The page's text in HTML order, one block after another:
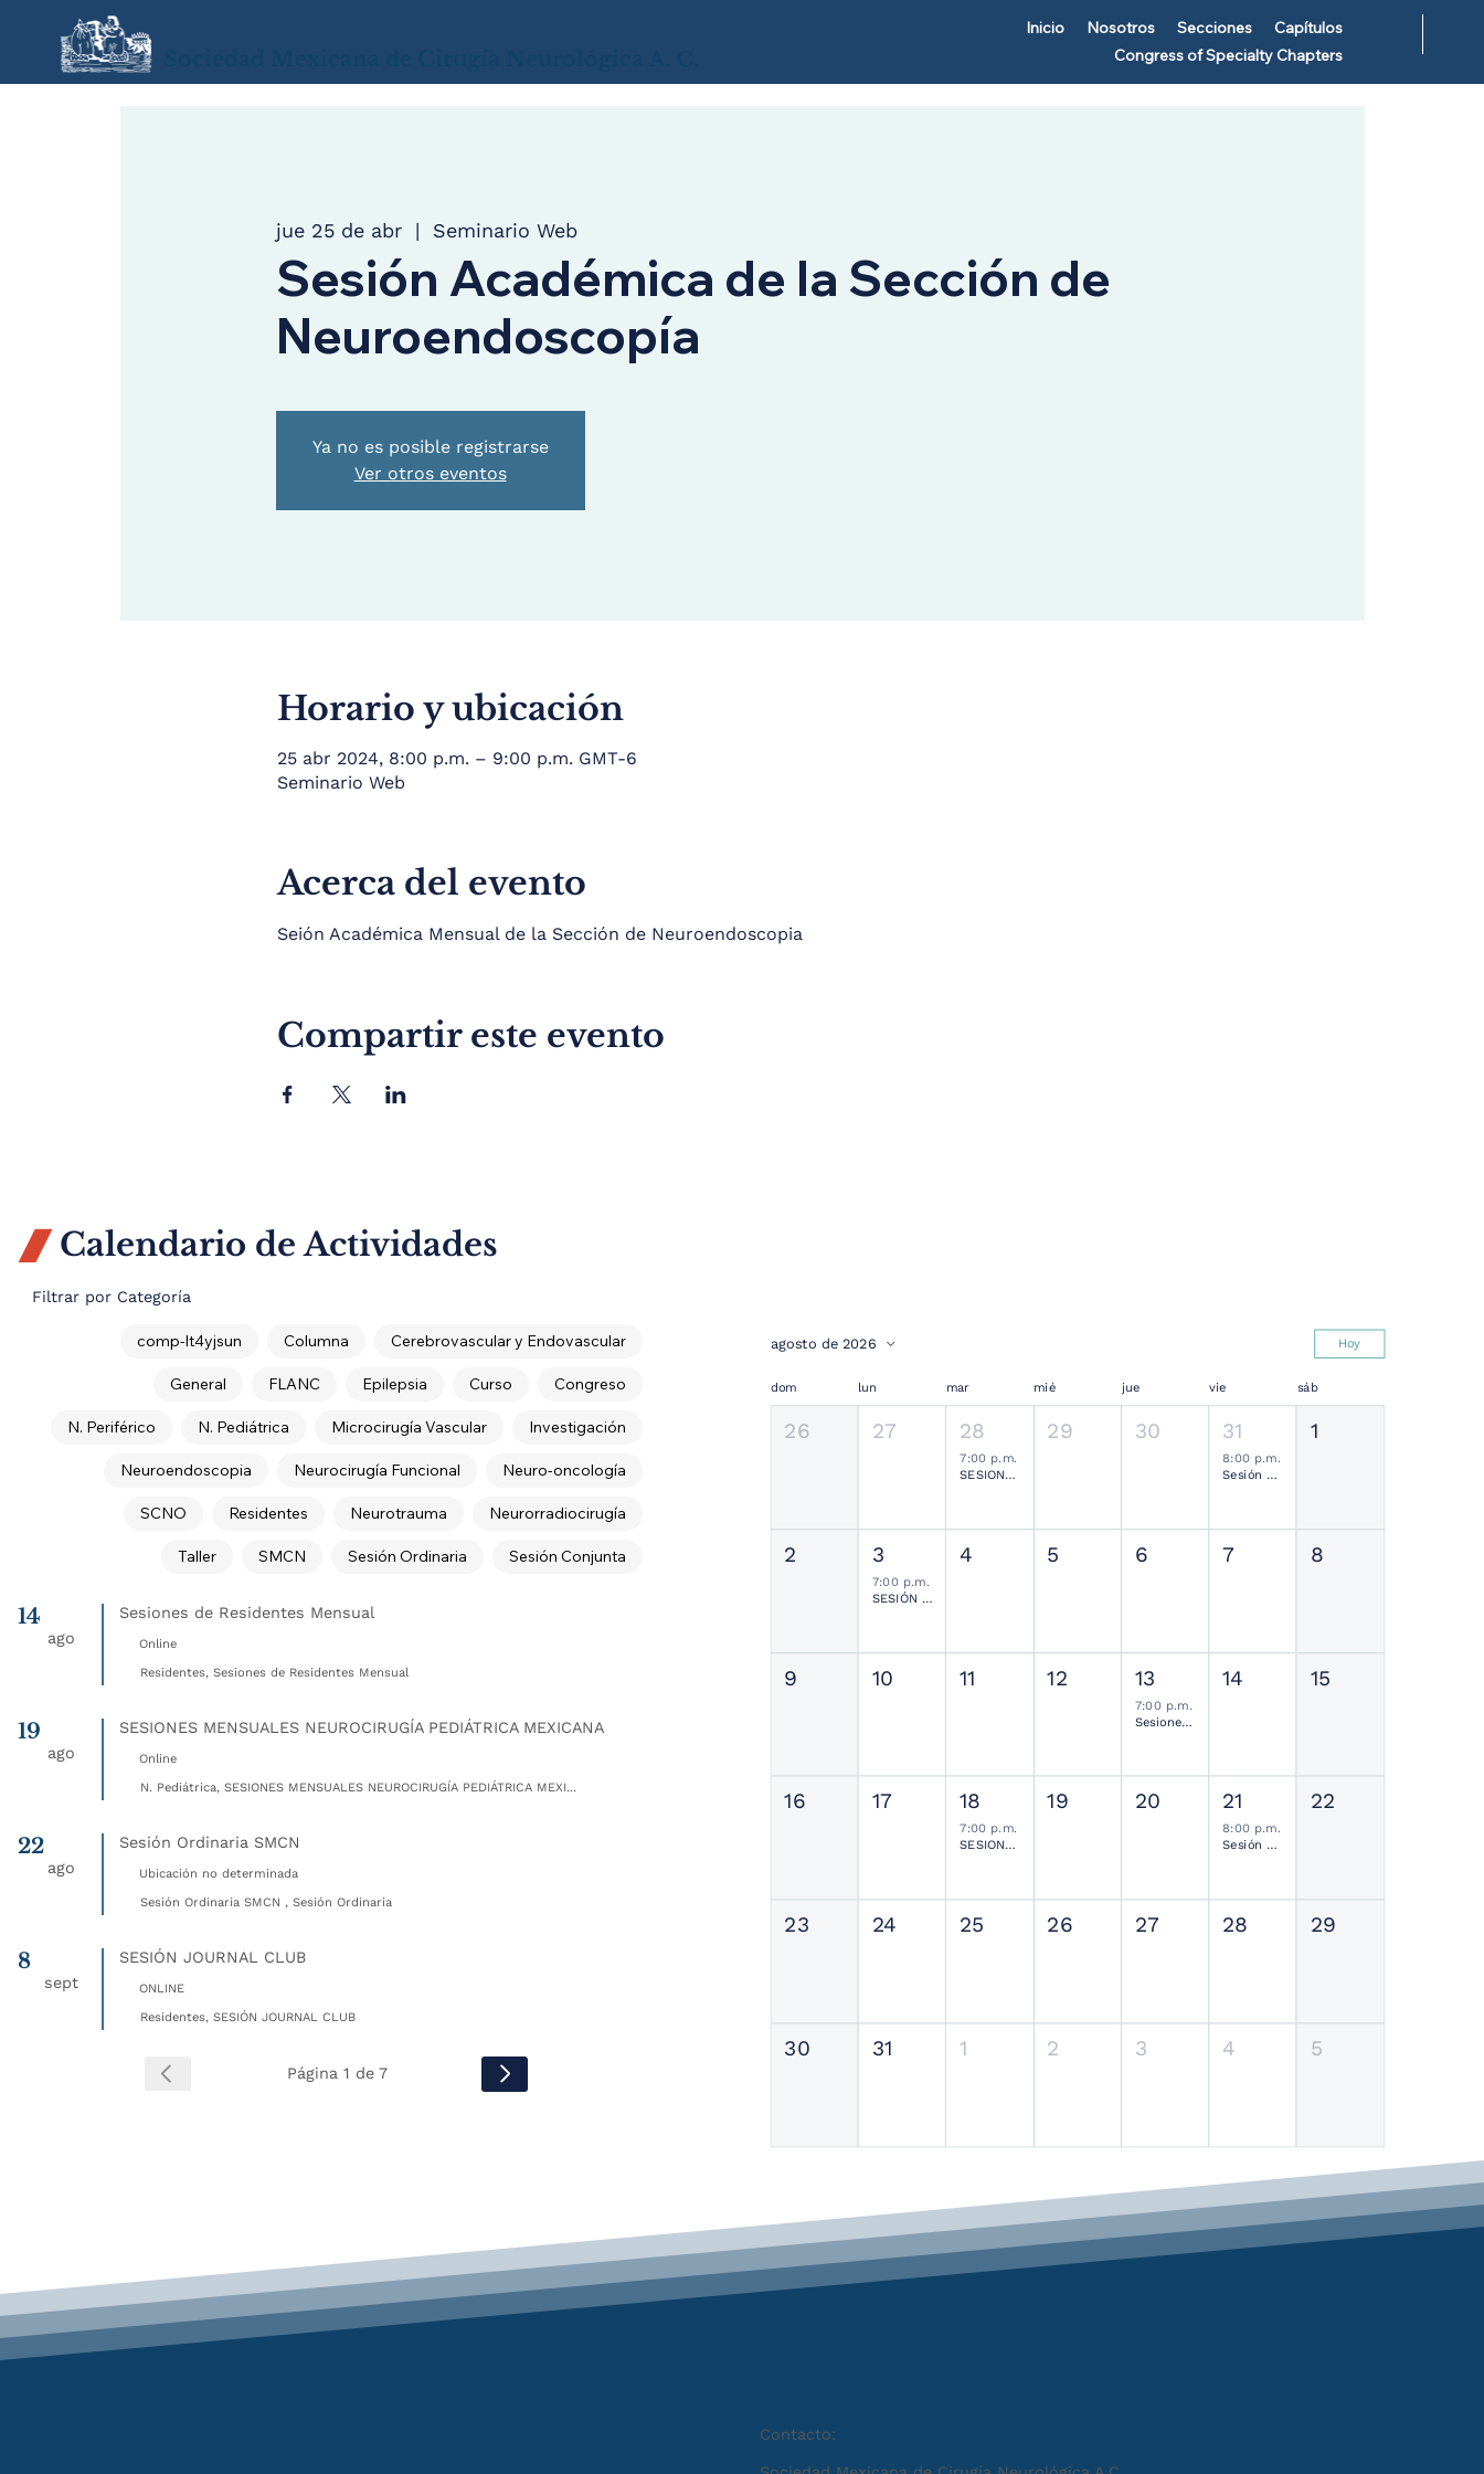
Inicio Nosotros Secciones
Capítulos
Congress of Specialty Chapters
agosto de 2026 Hoy
dom lun mar mié jue vie sáb
26 27 28
7:00 p.m.
SESIONES MENSUALES NEUROCIRUGÍA PEDIÁTRICA MEXICANA
29 30 31
8:00 p.m.
Sesión Ordinaria SMCN
1
2 3
7:00 p.m.
SESIÓN JOURNAL CLUB
4 5 6 7 8
9 10 11 12 13
7:00 p.m.
Sesiones de Residentes Mensual
14 15
16 17 18
7:00 p.m.
SESIONES MENSUALES NEUROCIRUGÍA PEDIÁTRICA MEXICANA
19 20 21
8:00 p.m.
Sesión Ordinaria SMCN
22
23 24 25 26 27 28 29
30 31 1 2 3 4 5
Filtrar por Categoría
Cerebrovascular y Endovascular
Columna
comp-lt4yjsun
Congreso
Curso
Epilepsia
FLANC
General
Investigación
Microcirugía Vascular
N. Pediátrica
N. Periférico
Neuro-oncología
Neurocirugía Funcional
Neuroendoscopia
Neurorradiocirugía
Neurotrauma
Residentes
SCNO
Sesión Conjunta
Sesión Ordinaria
SMCN
Taller
14
ago
Sesiones de Residentes Mensual
Online
Residentes, Sesiones de Residentes Mensual
19
ago
SESIONES MENSUALES NEUROCIRUGÍA PEDIÁTRICA MEXICANA
Online
N. Pediátrica, SESIONES MENSUALES NEUROCIRUGÍA PEDIÁTRICA MEXI...
22
ago
Sesión Ordinaria SMCN
Ubicación no determinada
Sesión Ordinaria SMCN , Sesión Ordinaria
8
sept
SESIÓN JOURNAL CLUB
ONLINE
Residentes, SESIÓN JOURNAL CLUB
Página 1 de 7
 Calendario de Actividades
jue 25 de abr
  |
Seminario Web
Sesión Académica de la Sección de
Neuroendoscopía
Ya no es posible registrarse
Ver otros eventos
Horario y ubicación
25 abr 2024, 8:00 p.m. – 9:00 p.m. GMT-6
Seminario Web
Acerca del evento
Seión Académica Mensual de la Sección de Neuroendoscopia
Compartir este evento
Contacto: